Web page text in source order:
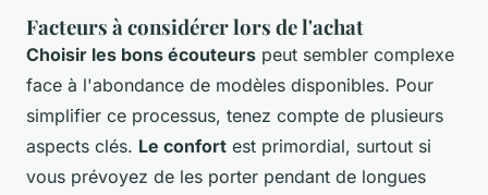
Facteurs à considérer lors de l'achat
Choisir les bons écouteurs peut sembler complexe
face à l'abondance de modèles disponibles. Pour
simplifier ce processus, tenez compte de plusieurs
aspects clés. Le confort est primordial, surtout si
vous prévoyez de les porter pendant de longues